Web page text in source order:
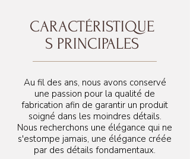
106 cm
CARACTÉRISTIQUE
S PRINCIPALES
Au fil des ans, nous avons conservé
une passion pour la qualité de
fabrication afin de garantir un produit
soigné dans les moindres détails.
Nous recherchons une élégance qui ne
s'estompe jamais, une élégance créée
par des détails fondamentaux.